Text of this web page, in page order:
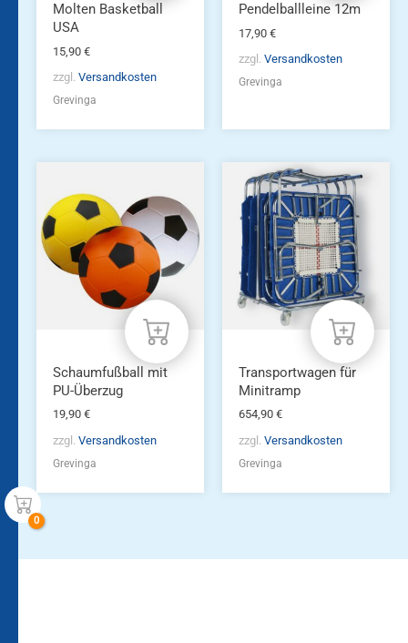
Molten Basketball
USA
15,90 €
zzgl. Versandkosten
Grevinga
Pendelballleine 12m
17,90 €
zzgl. Versandkosten
Grevinga
Schaumfußball mit
PU-Überzug
19,90 €
zzgl. Versandkosten
Grevinga
Transportwagen für
Minitramp
654,90 €
zzgl. Versandkosten
Grevinga